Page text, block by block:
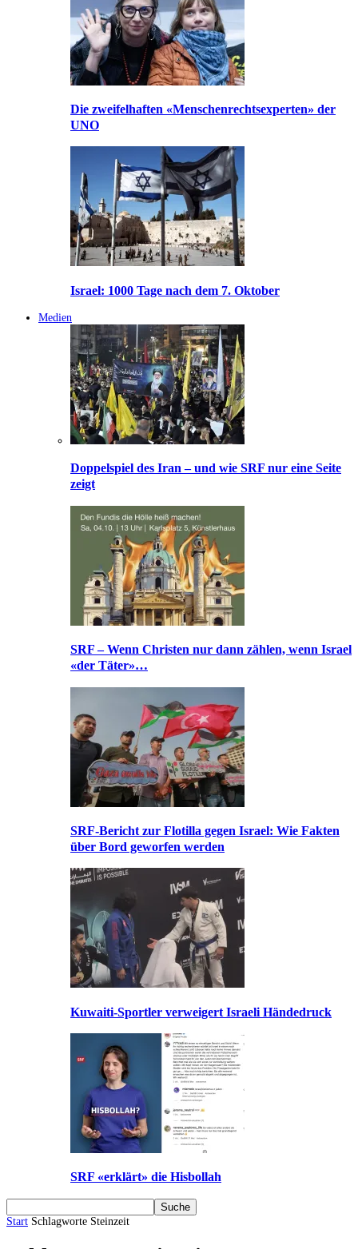
Die zweifelhaften «Menschenrechtsexperten» der
UNO
Israel: 1000 Tage nach dem 7. Oktober
Medien
Doppelspiel des Iran – und wie SRF nur eine Seite
zeigt
SRF – Wenn Christen nur dann zählen, wenn Israel
«der Täter»…
SRF-Bericht zur Flotilla gegen Israel: Wie Fakten
über Bord geworfen werden
Kuwaiti-Sportler verweigert Israeli Händedruck
SRF «erklärt» die Hisbollah
Start Schlagworte Steinzeit